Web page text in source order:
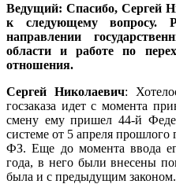
Ведущий: Спасибо, Сергей
к следующему вопросу.
направлении
области и работе по
отношения.
Сергей Николаевич:
госзаказа идет с момента
смену ему пришел 44-й
системе от 5 апреля
ФЗ. Еще до момента ввода
года, в него были внесены
была и с предыдущим законом.